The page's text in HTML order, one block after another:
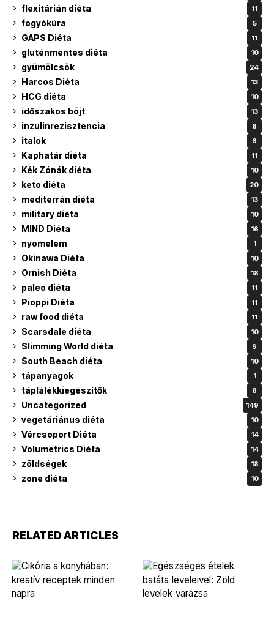
flexitárián diéta 11
fogyókúra 5
GAPS Diéta 11
gluténmentes diéta 10
gyümölcsök 24
Harcos Diéta 13
HCG diéta 10
időszakos böjt 13
inzulinrezisztencia 8
italok 6
Kaphatár diéta 11
Kék Zónák diéta 10
keto diéta 20
mediterrán diéta 13
military diéta 10
MIND Diéta 16
nyomelem 1
Okinawa Diéta 10
Ornish Diéta 18
paleo diéta 11
Pioppi Diéta 11
raw food diéta 11
Scarsdale diéta 10
Slimming World diéta 9
South Beach diéta 10
tápanyagok 1
táplálékkiegészítők 8
Uncategorized 149
vegetáriánus diéta 10
Vércsoport Diéta 14
Volumetrics Diéta 14
zöldségek 18
zone diéta 10
RELATED ARTICLES